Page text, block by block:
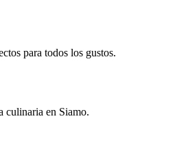
para todos los gustos.
culinaria en Siamo.